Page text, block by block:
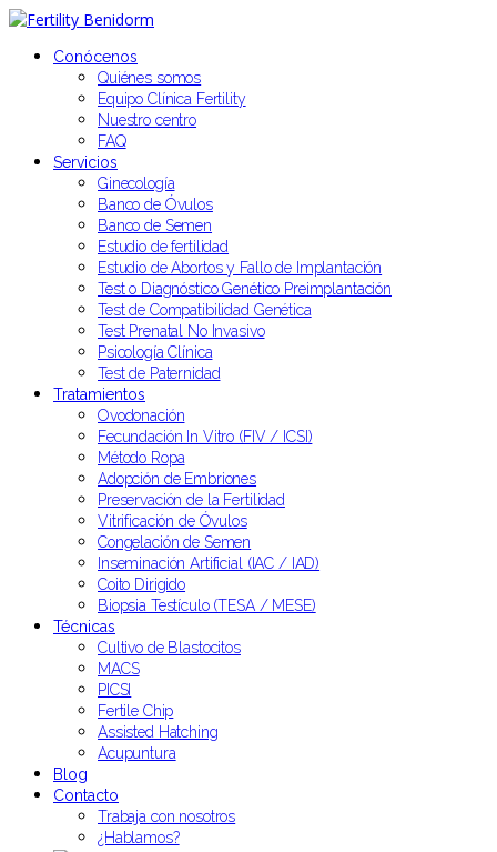
Conócenos
Quiénes somos
Equipo Clínica Fertility
Nuestro centro
FAQ
Servicios
Ginecología
Banco de Óvulos
Banco de Semen
Estudio de fertilidad
Estudio de Abortos y Fallo de Implantación
Test o Diagnóstico Genético Preimplantación
Test de Compatibilidad Genética
Test Prenatal No Invasivo
Psicología Clínica
Test de Paternidad
Tratamientos
Ovodonación
Fecundación In Vitro (FIV / ICSI)
Método Ropa
Adopción de Embriones
Preservación de la Fertilidad
Vitrificación de Óvulos
Congelación de Semen
Inseminación Artificial (IAC / IAD)
Coito Dirigido
Biopsia Testículo (TESA / MESE)
Técnicas
Cultivo de Blastocitos
MACS
PICSI
Fertile Chip
Assisted Hatching
Acupuntura
Blog
Contacto
Trabaja con nosotros
¿Hablamos?